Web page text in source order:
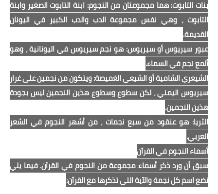
بنات التابوت: هما مجموعتان من النجوم: ابنة التابوت الصغير وابنة
التابوت ، وهي نفس مجموعة الدب والدب الكبير في اليونان
القديمة.
عبور سيريوس أو سيريوس: هو نجم سيريوس في اليونانية ، وهو
ألمع نجم في السماء.
الشيعري الشامية أو الشيعي الغميصة: ويتكون من نجمين على غرار
سيريوس اليمني ، لكن سطوع وسطوع هذين النجمين ليس بجودة
هذين النجمين.
الثريا: هو عنقود من سبع نجمات ، من أشهر النجوم في الشعر
العربي.
أسماء النجوم في القرآن
سبق أن ورد ذكر أسماء مجموعة من النجوم في القرآن. فيما يلي
نضع اسم كل نجمة والآية التي تذكرها مع القرآن: